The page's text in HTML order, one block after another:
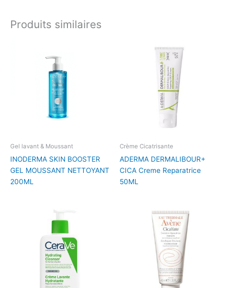
Produits similaires
Gel lavant & Moussant
INODERMA SKIN BOOSTER
GEL MOUSSANT NETTOYANT
200ML
Crème Cicatrisante
ADERMA DERMALIBOUR+
CICA Creme Reparatrice
50ML